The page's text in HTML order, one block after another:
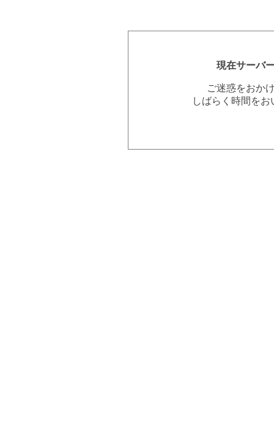
現在サーバ
ご迷惑をおか
しばらく時間を